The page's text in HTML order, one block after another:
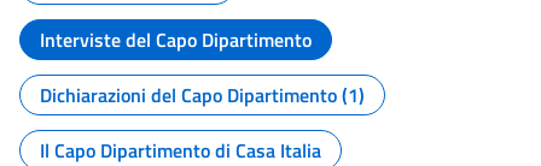
Interviste del Capo Dipartimento
Dichiarazioni del Capo Dipartimento (1)
Il Capo Dipartimento di Casa Italia